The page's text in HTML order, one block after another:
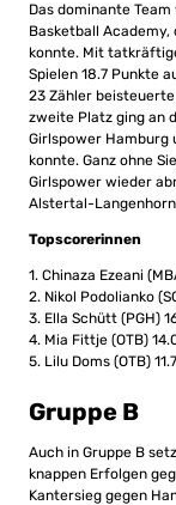
Das dominante
Basketball
konnte. Mit
Spielen 18.7 Punkte
23 Zähler beisteuerte
zweite Platz ging an
Girlspower Hamburg
konnte. Ganz ohne
Girlspower wieder
Alstertal-
Topscorerinnen
1. Chinaza Ezeani
2. Nikol Podolianko
3. Ella Schütt (PGH)
4. Mia Fittje (OTB)
5. Lilu Doms (OTB)
Gruppe B
Auch in Gruppe B
knappen Erfolgen
Kantersieg gegen